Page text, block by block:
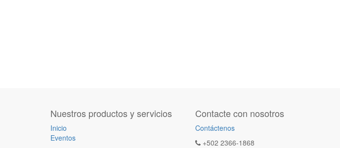
Nuestros productos y servicios
Inicio
Eventos
Contacte con nosotros
Contáctenos
+502 2366-1868